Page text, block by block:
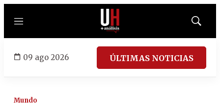
Menú
Mostrar
09 ago 2026 ÚLTIMAS NOTICIAS
Mundo